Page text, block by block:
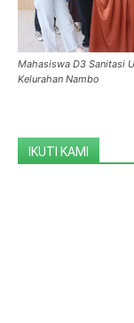
Mahasiswa D3 Sanitasi
Kelurahan Nambo
IKUTI KAMI